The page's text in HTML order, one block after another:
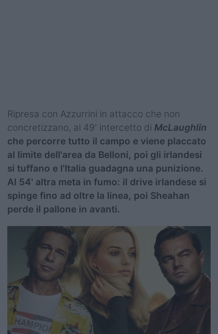
Ripresa con Azzurrini in attacco che non
concretizzano, al 49' intercetto di McLaughlin
che percorre tutto il campo e viene placcato
al limite dell'area da Belloni, poi gli irlandesi
si tuffano e l'Italia guadagna una punizione.
Al 54' altra meta in fumo: il drive irlandese si
spinge fino ad oltre la linea, poi Sheahan
perde il pallone in avanti.